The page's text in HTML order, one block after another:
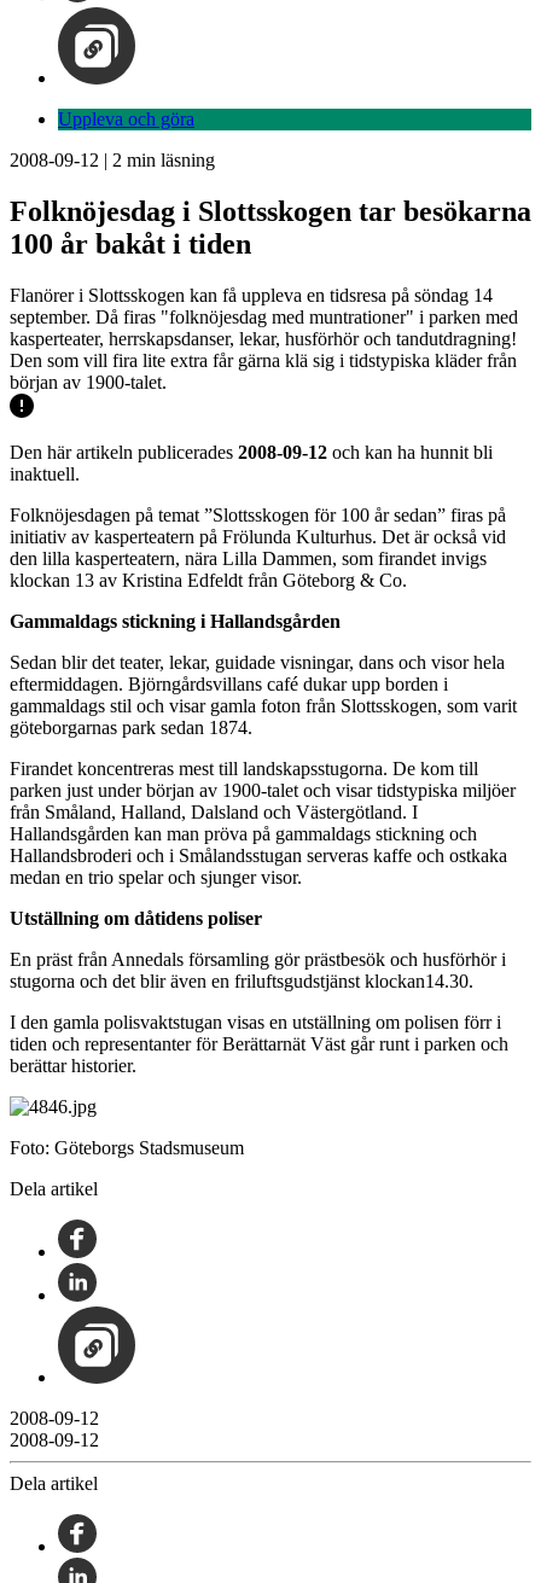
Uppleva och göra
2008-09-12 | 2 min läsning
Folknöjesdag i Slottsskogen tar besökarna
100 år bakåt i tiden
Flanörer i Slottsskogen kan få uppleva en tidsresa på söndag 14
september. Då firas "folknöjesdag med muntrationer" i parken med
kasperteater, herrskapsdanser, lekar, husförhör och tandutdragning!
Den som vill fira lite extra får gärna klä sig i tidstypiska kläder från
början av 1900-talet.
Den här artikeln publicerades 2008-09-12 och kan ha hunnit bli
inaktuell.
Folknöjesdagen på temat ”Slottsskogen för 100 år sedan” firas på
initiativ av kasperteatern på Frölunda Kulturhus. Det är också vid
den lilla kasperteatern, nära Lilla Dammen, som firandet invigs
klockan 13 av Kristina Edfeldt från Göteborg & Co.
Gammaldags stickning i Hallandsgården
Sedan blir det teater, lekar, guidade visningar, dans och visor hela
eftermiddagen. Björngårdsvillans café dukar upp borden i
gammaldags stil och visar gamla foton från Slottsskogen, som varit
göteborgarnas park sedan 1874.
Firandet koncentreras mest till landskapsstugorna. De kom till
parken just under början av 1900-talet och visar tidstypiska miljöer
från Småland, Halland, Dalsland och Västergötland. I
Hallandsgården kan man pröva på gammaldags stickning och
Hallandsbroderi och i Smålandsstugan serveras kaffe och ostkaka
medan en trio spelar och sjunger visor.
Utställning om dåtidens poliser
En präst från Annedals församling gör prästbesök och husförhör i
stugorna och det blir även en friluftsgudstjänst klockan14.30.
I den gamla polisvaktstugan visas en utställning om polisen förr i
tiden och representanter för Berättarnät Väst går runt i parken och
berättar historier.
Foto: Göteborgs Stadsmuseum
Dela artikel
2008-09-12
2008-09-12
Dela artikel